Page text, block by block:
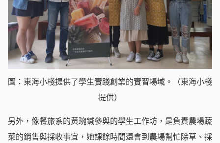
圖：東海小棧提供了學生實踐創業的實習場域。（東海小棧
提供）
另外，像餐旅系的黃琬鍼參與的學生工作坊，是負責農場蔬
菜的銷售與採收事宜，她課餘時間還會到農場幫忙除草、採